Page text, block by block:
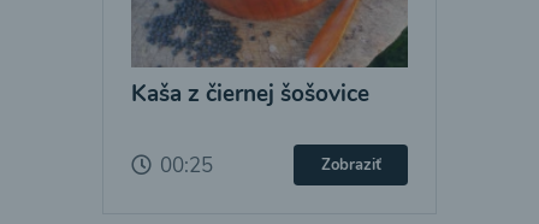
Kaša z čiernej šošovice
00:25 Zobraziť